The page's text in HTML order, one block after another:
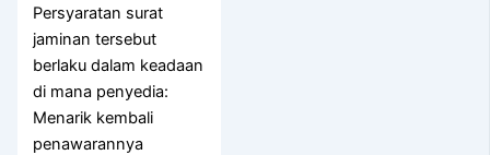
Persyaratan surat
jaminan tersebut
berlaku dalam keadaan
di mana penyedia:
Menarik kembali
penawarannya